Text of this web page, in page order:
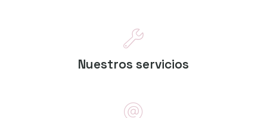
Nuestros servicios